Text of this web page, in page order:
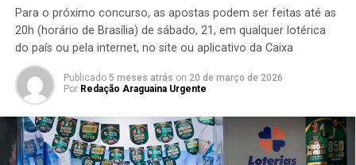
Para o próximo concurso, as apostas podem ser feitas até as
20h (horário de Brasília) de sábado, 21, em qualquer lotérica
do país ou pela internet, no site ou aplicativo da Caixa
Publicado 5 meses atrás on 20 de março de 2026
Por Redação Araguaina Urgente